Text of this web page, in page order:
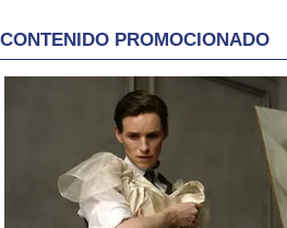
CONTENIDO PROMOCIONADO